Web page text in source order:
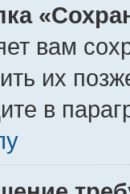
вам
их
в